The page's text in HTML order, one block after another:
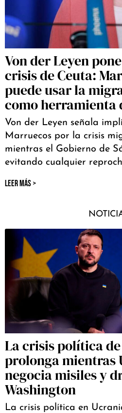
Von der Leyen
crisis de Ceuta:
puede usar la
como herramienta
Von der Leyen señala
Marruecos por la crisis
mientras el Gobierno de
evitando cualquier
LEER MÁS >
La crisis política
prolonga mientras
negocia misiles y
Washington
La crisis política en